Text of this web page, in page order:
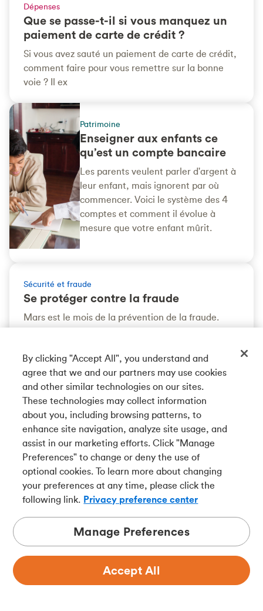
Dépenses
Que se passe-t-il si vous manquez un
paiement de carte de crédit ?
Si vous avez sauté un paiement de carte de crédit,
comment faire pour vous remettre sur la bonne
voie ? Il ex
Patrimoine
Enseigner aux enfants ce
qu’est un compte bancaire
Les parents veulent parler d'argent à
leur enfant, mais ignorent par où
commencer. Voici le système des 4
comptes et comment il évolue à
mesure que votre enfant mûrit.
Sécurité et fraude
Se protéger contre la fraude
Mars est le mois de la prévention de la fraude.
Voici quelques moyens proactifs de vous protéger
fraude, alertes de crédit et de débit.
Ressources
Aide
Centre
d’apprentissage
Contactez-nous
Localisateur de
À propos de nous
Nous connaître
Prix
Partenariats
Carrières
Communauté
Téléchargez notre appli
By clicking "Accept All", you understand and
agree that we and our partners may use cookies
and other similar technologies on our sites.
These technologies may collect information
about you, including browsing patterns, to
enhance site navigation, analyze site usage, and
assist in our marketing efforts. Click "Manage
Preferences" to change or deny the use of
optional cookies. To learn more about changing
your preferences at any time, please click the
following link. Privacy preference center
Manage Preferences
Accept All